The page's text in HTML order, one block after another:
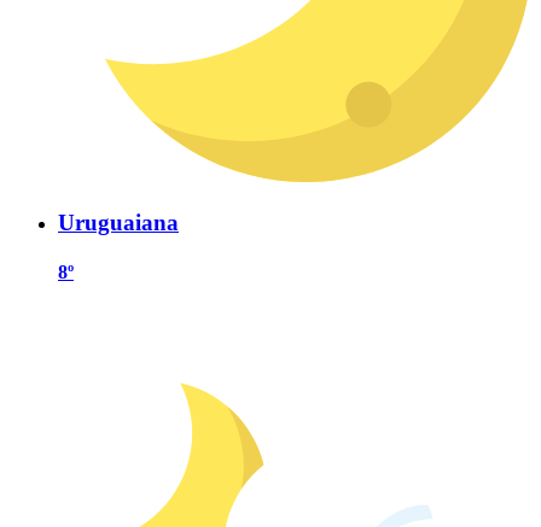
Uruguaiana
8º